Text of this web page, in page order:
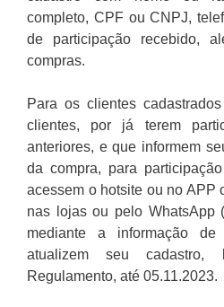
completo, CPF ou CNPJ,
de participação recebido,
compras.
Para os clientes
clientes, por já terem
anteriores, e que informem
da compra, para
acessem o hotsite ou no APP
nas lojas ou pelo WhatsApp
mediante a informação
atualizem seu
Regulamento, até 05.11.2023.